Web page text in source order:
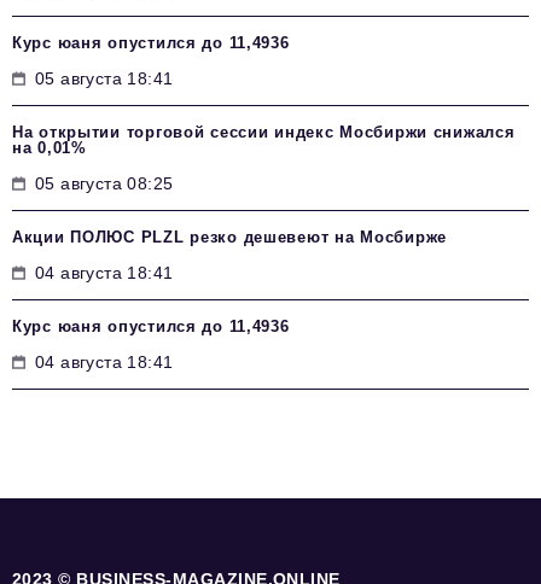
Курс юаня опустился до 11,4936
05 августа 18:41
На открытии торговой сессии индекс Мосбиржи снижался
на 0,01%
05 августа 08:25
Акции ПОЛЮС PLZL резко дешевеют на Мосбирже
04 августа 18:41
Курс юаня опустился до 11,4936
04 августа 18:41
2023 © BUSINESS-MAGAZINE.ONLINE